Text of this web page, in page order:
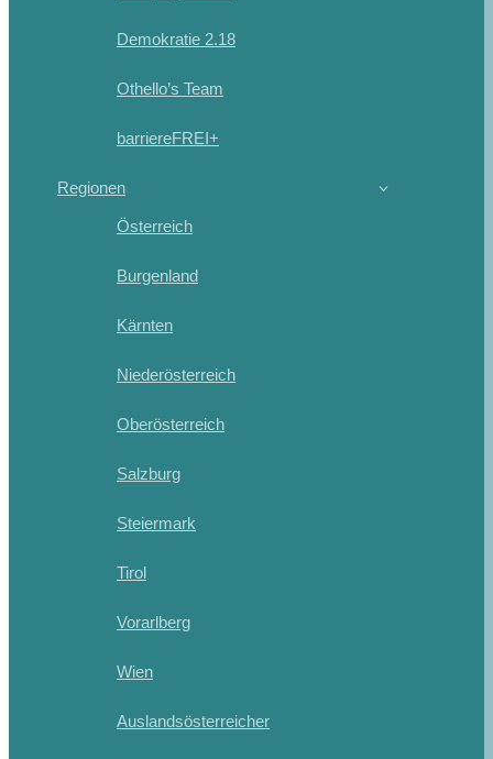
Demokratie 2.18
Othello’s Team
barriereFREI+
Regionen
Österreich
Burgenland
Kärnten
Niederösterreich
Oberösterreich
Salzburg
Steiermark
Tirol
Vorarlberg
Wien
Auslandsösterreicher